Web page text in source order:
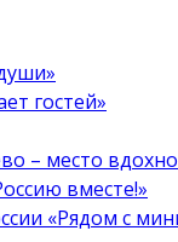
гостей»
– место
вместе!»
«Рядом с